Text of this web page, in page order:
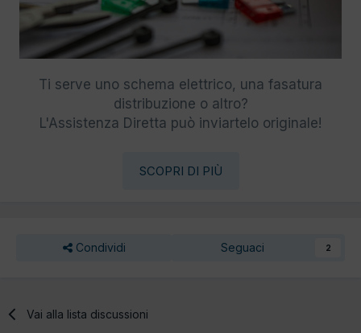
Ti serve uno schema elettrico, una fasatura
distribuzione o altro?
L'Assistenza Diretta può inviartelo originale!
SCOPRI DI PIÙ
Condividi Seguaci 2
Vai alla lista discussioni